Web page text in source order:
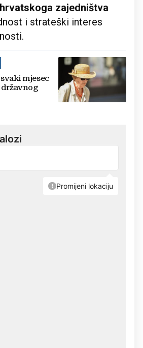
hrvatskoga zajedništva
i strateški interes
mjesec
državnog